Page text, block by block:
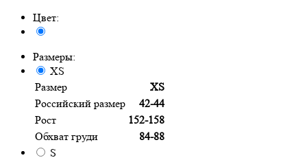
Цвет:
Размеры:
XS
Размер
XS
Российский размер
42-44
Рост
152-158
Обхват груди
84-88
S